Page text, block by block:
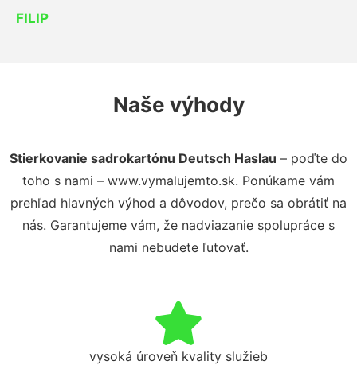
FILIP
Naše výhody
Stierkovanie sadrokartónu Deutsch Haslau – poďte do
toho s nami – www.vymalujemto.sk. Ponúkame vám
prehľad hlavných výhod a dôvodov, prečo sa obrátiť na
nás. Garantujeme vám, že nadviazanie spolupráce s
nami nebudete ľutovať.
vysoká úroveň kvality služieb